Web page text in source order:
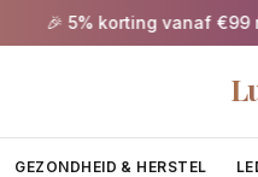
🎉 5% korting vanaf €99 met
GEZONDHEID & HERSTEL